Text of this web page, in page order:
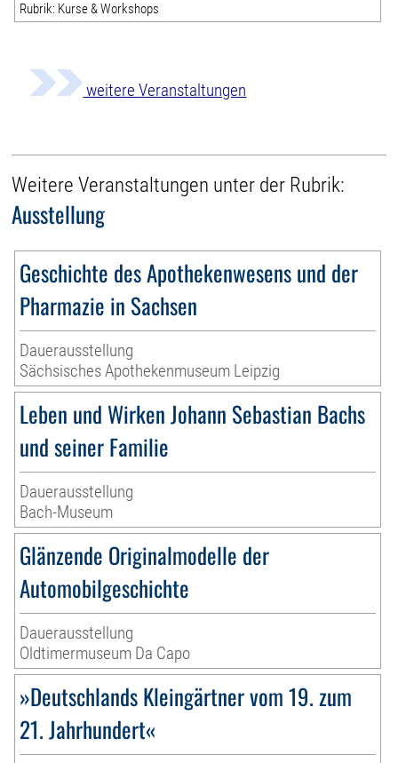
Rubrik: Kurse & Workshops
weitere Veranstaltungen
Weitere Veranstaltungen unter der Rubrik:
Ausstellung
Geschichte des Apothekenwesens und der
Pharmazie in Sachsen
Dauerausstellung
Sächsisches Apothekenmuseum Leipzig
Leben und Wirken Johann Sebastian Bachs
und seiner Familie
Dauerausstellung
Bach-Museum
Glänzende Originalmodelle der
Automobilgeschichte
Dauerausstellung
Oldtimermuseum Da Capo
»Deutschlands Kleingärtner vom 19. zum
21. Jahrhundert«